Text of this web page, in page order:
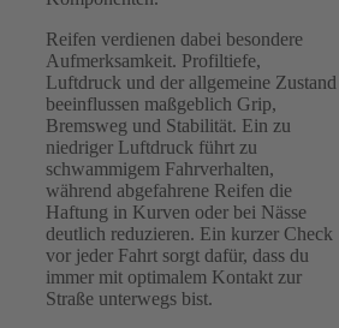
Reifen verdienen dabei besondere
Aufmerksamkeit. Profiltiefe,
Luftdruck und der allgemeine Zustand
beeinflussen maßgeblich Grip,
Bremsweg und Stabilität. Ein zu
niedriger Luftdruck führt zu
schwammigem Fahrverhalten,
während abgefahrene Reifen die
Haftung in Kurven oder bei Nässe
deutlich reduzieren. Ein kurzer Check
vor jeder Fahrt sorgt dafür, dass du
immer mit optimalem Kontakt zur
Straße unterwegs bist.